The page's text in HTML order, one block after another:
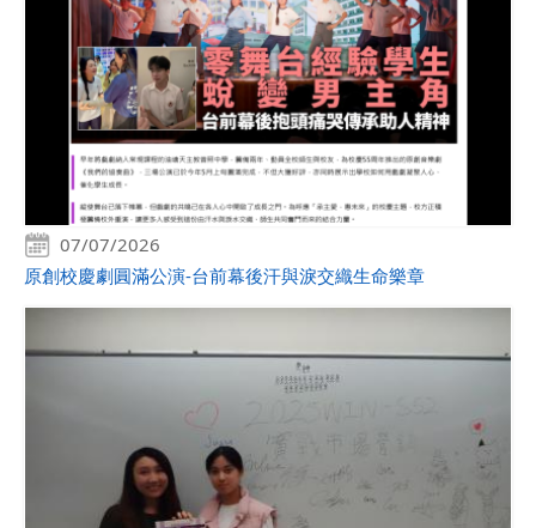
07/07/2026
原創校慶劇圓滿公演-台前幕後汗與淚交織生命樂章